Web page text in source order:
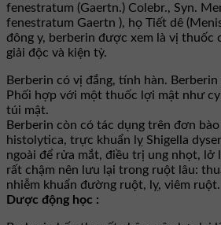
fenestratum (Gaertn.) Colebr., Syn.
fenestratum Gaertn ), họ Tiết dê
đông y, berberin được xem là vị thuốc
giải độc và kiện tỳ.
Berberin có vị đắng, tính hàn.
Phối hợp với một thuốc lợi mật như
túi mật.
Berberin còn có tác dụng trên đơn bào
histolytica, trực khuẩn lỵ Shigella
ngoài để rửa mắt, điều trị ung nhọt, lở
rất chậm nên lưu lại trong ruột lâu:
nhiễm khuẩn đường ruột, lỵ, viêm ruột.
Dược động học :